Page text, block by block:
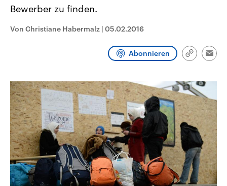
Umfragen, Prognosen,
und Hintergründe zu den Parteien
und Kandidaten der anstehenden
Sendungen Programm Podcasts
Bewerber zu finden.
Von Christiane Habermalz | 05.02.2016
Abonnieren
Link